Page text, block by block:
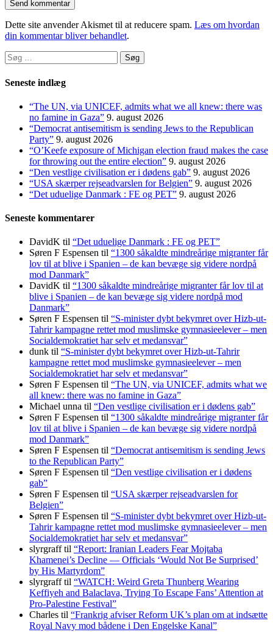
Dette site anvender Akismet til at reducere spam. Læs om hvordan
din kommentar bliver behandlet.
Søg
efter:
Seneste indlæg
“The UN, via UNICEF, admits what we all knew: there was
no famine in Gaza” 9. august 2026
“Democrat antisemitism is sending Jews to the Republican
Party” 9. august 2026
“O’Keefe exposure of Michigan election fraud makes the case
for throwing out the entire election” 9. august 2026
“Den vestlige civilisation er i dødens gab” 9. august 2026
“USA skærper rejseadvarslen for Belgien” 9. august 2026
“Det uduelige Danmark : FE og PET” 9. august 2026
Seneste kommentarer
DavidK til “Det uduelige Danmark : FE og PET”
Søren F Espensen til “1300 såkaldte mindreårige migranter får
lov til at blive i Spanien – de kan bevæge sig videre nordpå
mod Danmark”
DavidK til “1300 såkaldte mindreårige migranter får lov til at
blive i Spanien – de kan bevæge sig videre nordpå mod
Danmark”
Søren F Espensen til “S-minister dybt bekymret over Hizb-ut-
Tahrir kampagne rettet mod muslimske gymnasieelever – men
Socialdemokratiet har selv et medansvar”
dunk til “S-minister dybt bekymret over Hizb-ut-Tahrir
kampagne rettet mod muslimske gymnasieelever – men
Socialdemokratiet har selv et medansvar”
Søren F Espensen til “The UN, via UNICEF, admits what we
all knew: there was no famine in Gaza”
Michael unna til “Den vestlige civilisation er i dødens gab”
Søren F Espensen til “1300 såkaldte mindreårige migranter får
lov til at blive i Spanien – de kan bevæge sig videre nordpå
mod Danmark”
Søren F Espensen til “Democrat antisemitism is sending Jews
to the Republican Party”
Søren F Espensen til “Den vestlige civilisation er i dødens
gab”
Søren F Espensen til “USA skærper rejseadvarslen for
Belgien”
Søren F Espensen til “S-minister dybt bekymret over Hizb-ut-
Tahrir kampagne rettet mod muslimske gymnasieelever – men
Socialdemokratiet har selv et medansvar”
slyrgrafftil “Report: Iranian Leaders Fear Mojtaba
Khamenei’s Decline — Officials ‘Would Not Be Surprised’
by His Martyrdom”
slyrgrafftil “WATCH: Weird Greta Thunberg Wearing
Keffiyeh and Balaclava, Trying To Escape Fans’ Attention at
Pro-Palestine Festival”
Charles til “Frankrig afviser Reform UK’s plan om at indsætte
Royal Navy mod bådene i Den Engelske Kanal”